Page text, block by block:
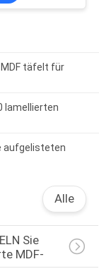
MDF täfelt für
lamellierten
aufgelisteten
Alle
Sie
MDF-